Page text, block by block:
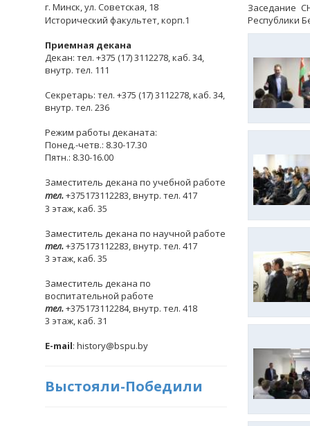
г. Минск,ул. Советская, 18
Исторический факультет, корп.1
Приемная декана
Декан: тел. +375 (17) 3112278, каб. 34,
внутр. тел. 111
Секретарь: тел. +375 (17) 3112278, каб. 34,
внутр. тел. 236
Режим работы деканата:
Понед.-четв.: 8.30-17.30
Пятн.: 8.30-16.00
Заместитель декана по учебной работе
тел.+375173112283, внутр. тел. 417
3 этаж, каб. 35
Заместитель декана по научной работе
тел.+375173112283, внутр. тел. 417
3 этаж, каб. 35
Заместитель декана по
воспитательной работе
тел.+375173112284, внутр. тел. 418
3 этаж, каб. 31
E-mail: history@bspu.by
Выстояли-Победили
Заседание
Республики